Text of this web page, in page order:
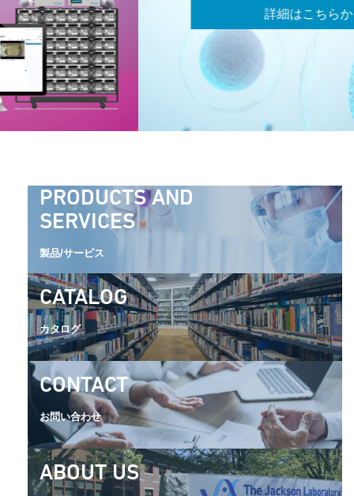
詳細はこちらから
PRODUCTS AND
SERVICES
製品/サービス
CATALOG
カタログ
CONTACT
お問い合わせ
ABOUT US